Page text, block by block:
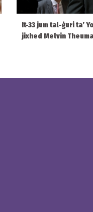
It-33 jum tal-ġuri ta’
jixhed Melvin Theuma